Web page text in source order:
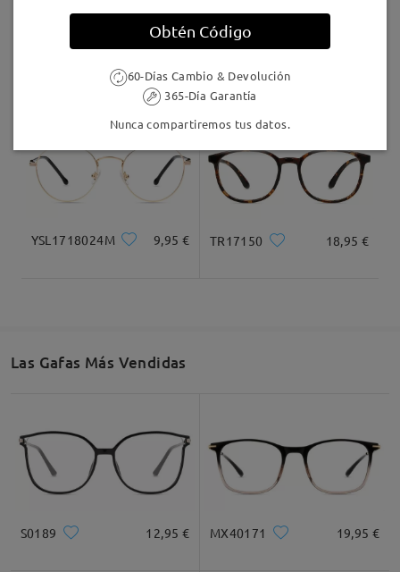
9,95 € M38861
YSL1718024M 9,95 € TR17150 18,95 €
Las Gafas Más Vendidas
S0189 12,95 € MX40171 19,95 €
Obtén Código
60-Días Cambio & Devolución
365-Día Garantía
Nunca compartiremos tus datos.